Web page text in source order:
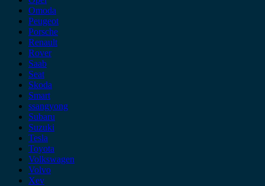
Omoda
Peugeot
Porsche
Renault
Rover
Saab
Seat
Skoda
Smart
ssangyong
Subaru
Suzuki
Tesla
Toyota
Volkswagen
Volvo
Xev